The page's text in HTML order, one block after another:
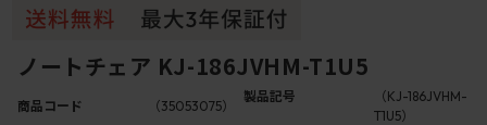
ノートチェア KJ-186JVHM-T1U5
商品コード （35053075）
製品記号
（KJ-186JVHM-
T1U5）